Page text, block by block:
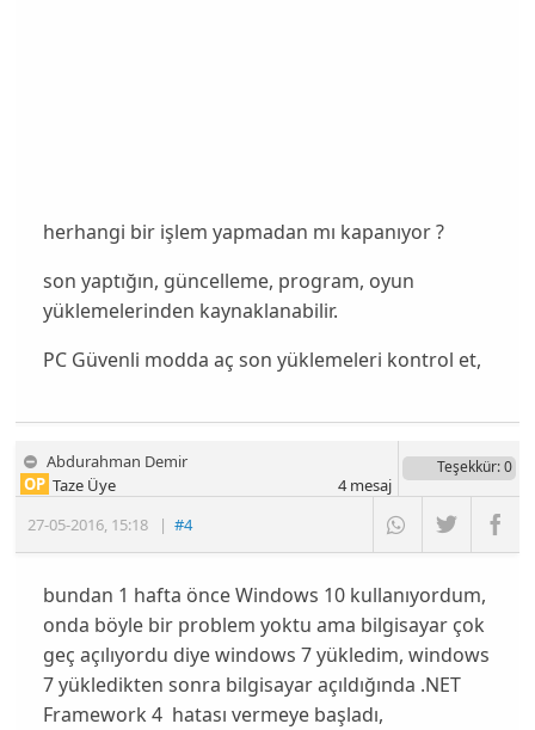
herhangi bir işlem yapmadan mı kapanıyor ?
son yaptığın, güncelleme, program, oyun
yüklemelerinden kaynaklanabilir.
PC Güvenli modda aç son yüklemeleri kontrol et,
Abdurahman Demir
27-05-2016, 15:18 |#4
OP Taze Üye
Teşekkür: 0
4mesaj
bundan 1 hafta önce Windows 10 kullanıyordum,
onda böyle bir problem yoktu ama bilgisayar çok
geç açılıyordu diye windows 7 yükledim, windows
7 yükledikten sonra bilgisayar açıldığında .NET
Framework 4 hatası vermeye başladı,